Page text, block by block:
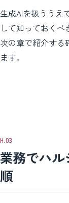
生成AIを扱ううえ
して知っておくべ
次の章で紹介する
ます。
業務でハ
順